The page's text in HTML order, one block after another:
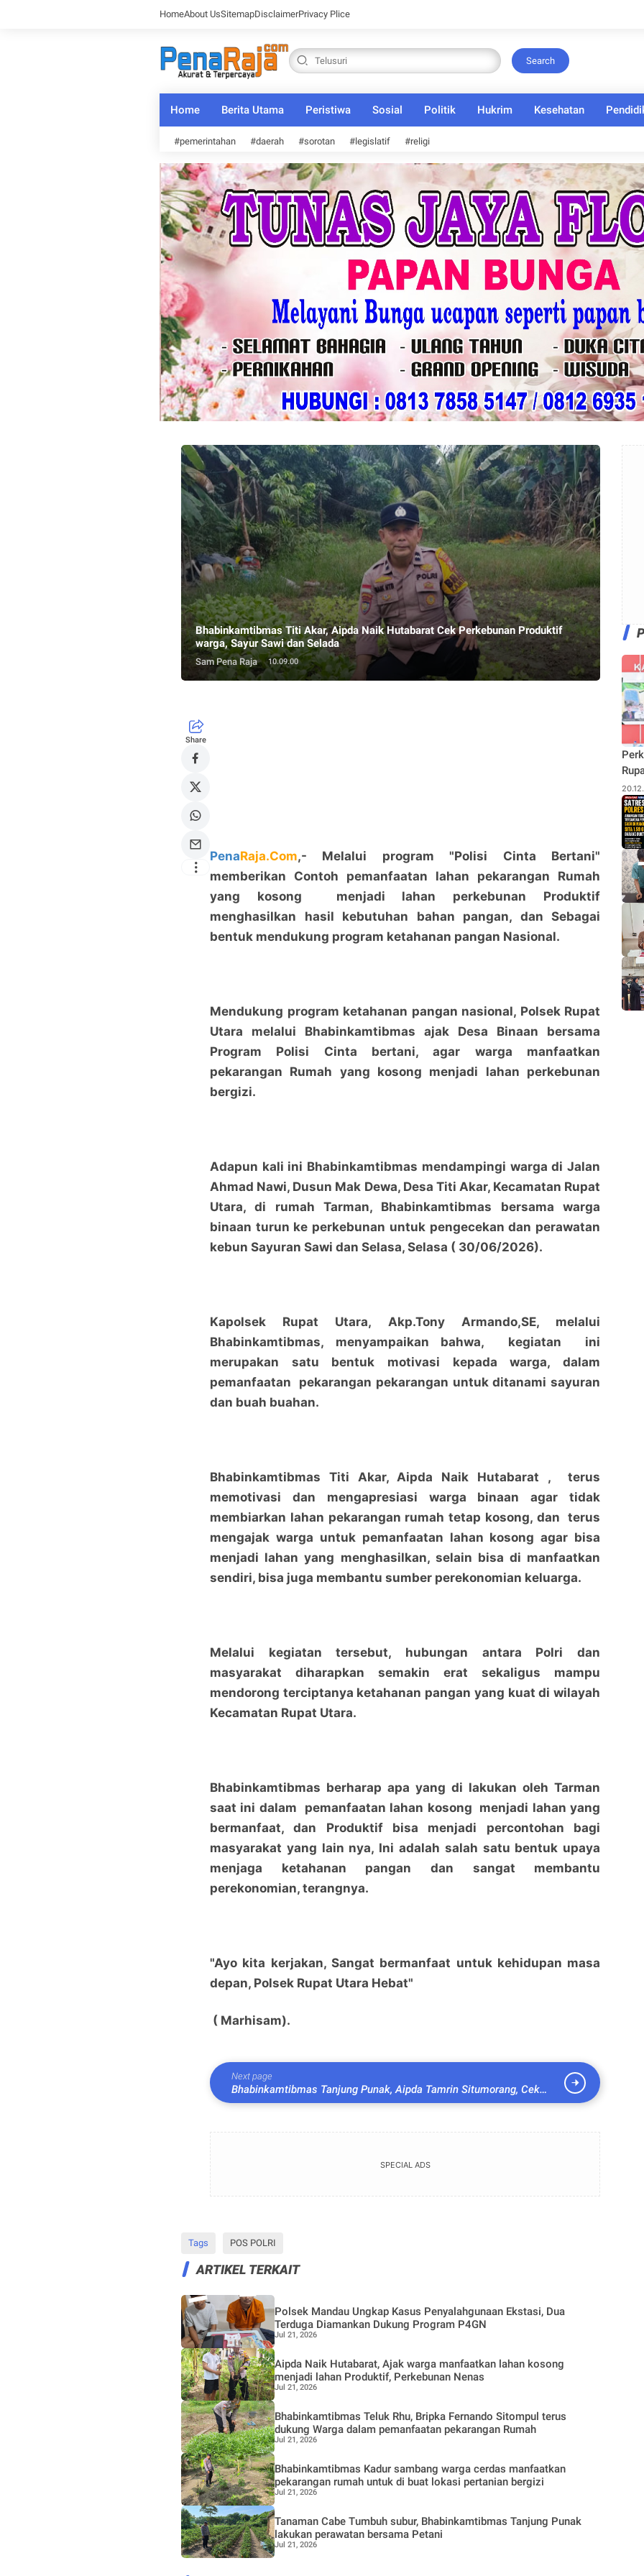
HomeAbout UsSitemapDisclaimerPrivacy Plice
Search
Home Berita Utama Peristiwa Sosial Politik Hukrim Kesehatan
#pemerintahan #daerah #sorotan #legislatif #religi
Bhabinkamtibmas Titi Akar, Aipda Naik Hutabarat Cek Perkebunan Produktif
warga, Sayur Sawi dan Selada
Sam Pena Raja 10.09.00
Share
Bagikan ke media lain
PenaRaja.Com,- Melalui program "Polisi Cinta Bertani"
memberikan Contoh pemanfaatan lahan pekarangan Rumah
yang kosong menjadi lahan perkebunan Produktif
menghasilkan hasil kebutuhan bahan pangan, dan Sebagai
bentuk mendukung program ketahanan pangan Nasional.
Mendukung program ketahanan pangan nasional, Polsek Rupat
Utara melalui Bhabinkamtibmas ajak Desa Binaan bersama
Program Polisi Cinta bertani, agar warga manfaatkan
pekarangan Rumah yang kosong menjadi lahan perkebunan
bergizi.
Adapun kali ini Bhabinkamtibmas mendampingi warga di Jalan
Ahmad Nawi, Dusun Mak Dewa, Desa Titi Akar, Kecamatan Rupat
Utara, di rumah Tarman, Bhabinkamtibmas bersama warga
binaan turun ke perkebunan untuk pengecekan dan perawatan
kebun Sayuran Sawi dan Selasa, Selasa ( 30/06/2026).
Kapolsek Rupat Utara, Akp.Tony Armando,SE, melalui
Bhabinkamtibmas, menyampaikan bahwa, kegiatan ini
merupakan satu bentuk motivasi kepada warga, dalam
pemanfaatan pekarangan pekarangan untuk ditanami sayuran
dan buah buahan.
Bhabinkamtibmas Titi Akar, Aipda Naik Hutabarat , terus
memotivasi dan mengapresiasi warga binaan agar tidak
membiarkan lahan pekarangan rumah tetap kosong, dan terus
mengajak warga untuk pemanfaatan lahan kosong agar bisa
menjadi lahan yang menghasilkan, selain bisa di manfaatkan
sendiri, bisa juga membantu sumber perekonomian keluarga.
Melalui kegiatan tersebut, hubungan antara Polri dan
masyarakat diharapkan semakin erat sekaligus mampu
mendorong terciptanya ketahanan pangan yang kuat di wilayah
Kecamatan Rupat Utara.
Bhabinkamtibmas berharap apa yang di lakukan oleh Tarman
saat ini dalam pemanfaatan lahan kosong menjadi lahan yang
bermanfaat, dan Produktif bisa menjadi percontohan bagi
masyarakat yang lain nya, Ini adalah salah satu bentuk upaya
menjaga ketahanan pangan dan sangat membantu
perekonomian, terangnya.
"Ayo kita kerjakan, Sangat bermanfaat untuk kehidupan masa
depan, Polsek Rupat Utara Hebat"
( Marhisam).
Next page
Bhabinkamtibmas Tanjung Punak, Aipda Tamrin Situmorang, Cek
perkebunan Kacang Panjang warga binaan
SPECIAL ADS
Tags POS POLRI
Bagikan ke media lain
ARTIKEL TERKAIT
Polsek Mandau Ungkap Kasus Penyalahgunaan Ekstasi, Dua
Terduga Diamankan Dukung Program P4GN
Jul 21, 2026
Aipda Naik Hutabarat, Ajak warga manfaatkan lahan kosong
menjadi lahan Produktif, Perkebunan Nenas
Jul 21, 2026
Bhabinkamtibmas Teluk Rhu, Bripka Fernando Sitompul terus
dukung Warga dalam pemanfaatan pekarangan Rumah
Jul 21, 2026
Bhabinkamtibmas Kadur sambang warga cerdas manfaatkan
pekarangan rumah untuk di buat lokasi pertanian bergizi
Jul 21, 2026
Tanaman Cabe Tumbuh subur, Bhabinkamtibmas Tanjung Punak
lakukan perawatan bersama Petani
Jul 21, 2026
Rhu